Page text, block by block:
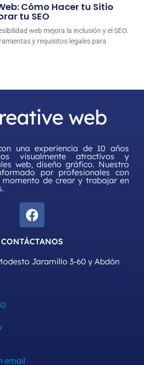
Cómo Hacer tu Sitio
tu SEO
web mejora la inclusión y el SEO.
y requisitos legales para
una experiencia de 10 años
visualmente atractivos y
web, diseño gráfico. Nuestro
por profesionales con
momento de crear y trabajar en
CONTÁCTANOS
Jaramillo 3-60 y Abdón
email